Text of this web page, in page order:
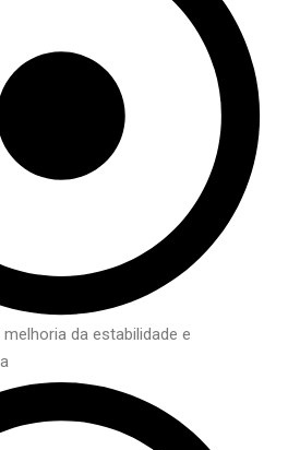
melhoria da estabilidade e